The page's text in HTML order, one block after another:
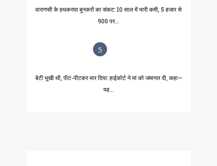
वाराणसी के हथकरघा बुनकरों का संकट: 10 साल में भारी कमी, 5 हजार से
900 पर...
5
बेटी भूखी थी, पीट-पीटकर मार दिया: हाईकोर्ट ने मां को जमानत दी, कहा—
यह...